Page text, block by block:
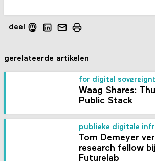
deel
gerelateerde artikelen
for digital
Waag Shares:
Public Stack
publieke digitale
Tom Demeyer
research fellow
Futurelab